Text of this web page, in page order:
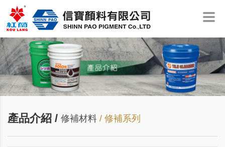
產品介紹 / 修補材料 / 修補系列